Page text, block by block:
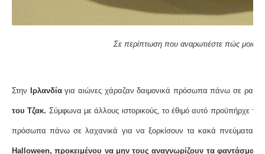
Σε περίπτωση που αναρωτιέστε πώς
Στην Ιρλανδίαγια αιώνες χάραζαν δαιμονικά πρόσωπα πάνω σε
του Τζακ. Σύμφωνα με άλλους ιστορικούς, το έθιμό αυτό προϋπήρχε
πρόσωπα πάνω σε λαχανικά για να ξορκίσουν τα κακά πνεύματα.
Halloween, προκειμένου να μην τους αναγνωρίζουν τα φαντάσματα.